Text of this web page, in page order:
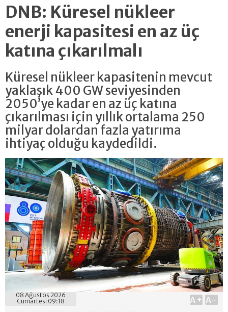
DNB: Küresel nükleer
enerji kapasitesi en az üç
katına çıkarılmalı
Küresel nükleer kapasitenin mevcut
yaklaşık 400 GW seviyesinden
2050’ye kadar en az üç katına
çıkarılması için yıllık ortalama 250
milyar dolardan fazla yatırıma
ihtiyaç olduğu kaydedildi.
08 Ağustos 2026
Cumartesi 09:18
A+ A-